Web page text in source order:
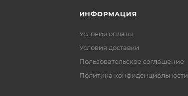
ИНФОРМАЦИЯ
Условия оплаты
Условия доставки
Пользовательское соглашение
Политика конфиденциальности